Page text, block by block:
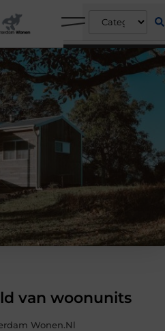
van woonunits
Wonen.nl